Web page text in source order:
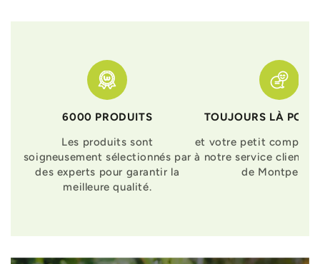
6000 PRODUITS
Les produits sont
soigneusement sélectionnés par
des experts pour garantir la
meilleure qualité.
TOUJOURS LÀ
et votre petit
à notre service clients
de Montpellier